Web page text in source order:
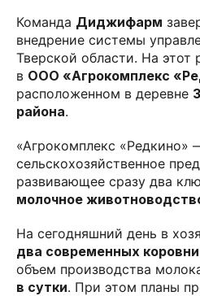
Команда Диджифарм
внедрение системы
Тверской области. На этот
в ООО «Агрокомплекс
расположенном в деревне
района.
«Агрокомплекс «Редкино»
сельскохозяйственное
развивающее сразу два
молочное
На сегодняшний день в
два современных
объем производства
в сутки. При этом планы